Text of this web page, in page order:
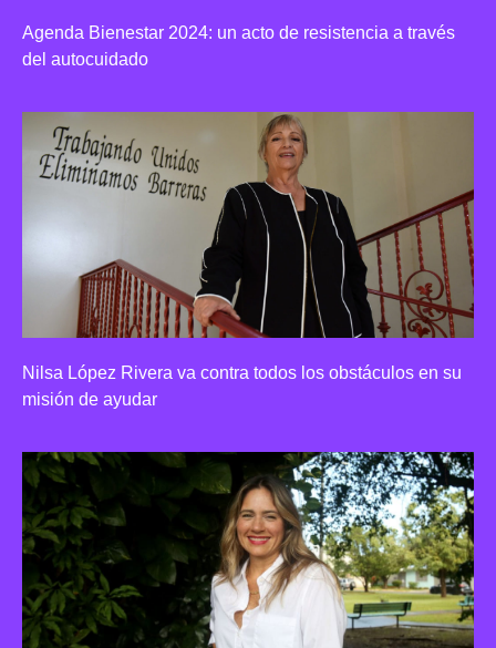
Agenda Bienestar 2024: un acto de resistencia a través
del autocuidado
Nilsa López Rivera va contra todos los obstáculos en su
misión de ayudar